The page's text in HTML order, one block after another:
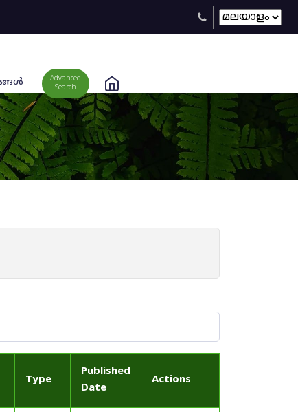
Advanced
Search
Type
Published
Date
Actions